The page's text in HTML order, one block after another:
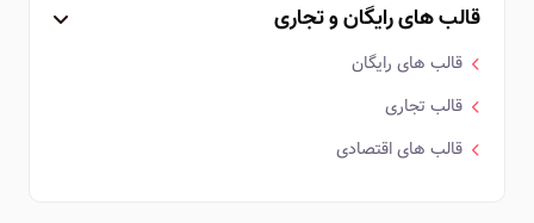
قالب های رایگان و تجاری
قالب های رایگان
قالب تجاری
قالب های اقتصادی